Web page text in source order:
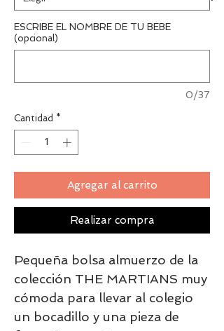
ESCRIBE EL NOMBRE DE TU BEBE
(opcional)
0/37
Cantidad *
Agregar al carrito
Realizar compra
Pequeña bolsa almuerzo de la
colección THE MARTIANS muy
cómoda para llevar al colegio
un bocadillo y una pieza de